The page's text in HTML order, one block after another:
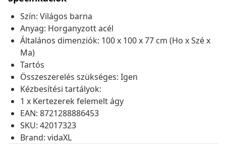
Szín: Világos barna
Anyag: Horganyzott acél
Általános dimenziók: 100 x 100 x 77 cm (Ho x Szé x
Ma)
Tartós
Összeszerelés szükséges: Igen
Kézbesítési tartályok:
1 x Kertezerek felemelt ágy
EAN: 8721288886453
SKU: 42017323
Brand: vidaXL